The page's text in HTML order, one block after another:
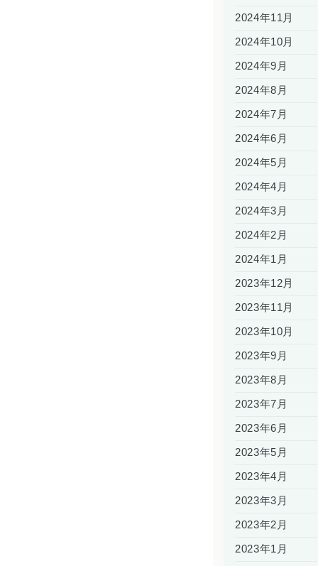
2024年11月
2024年10月
2024年9月
2024年8月
2024年7月
2024年6月
2024年5月
2024年4月
2024年3月
2024年2月
2024年1月
2023年12月
2023年11月
2023年10月
2023年9月
2023年8月
2023年7月
2023年6月
2023年5月
2023年4月
2023年3月
2023年2月
2023年1月